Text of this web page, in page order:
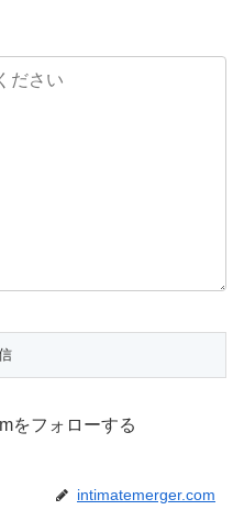
をフォローする
intimatemerger.com